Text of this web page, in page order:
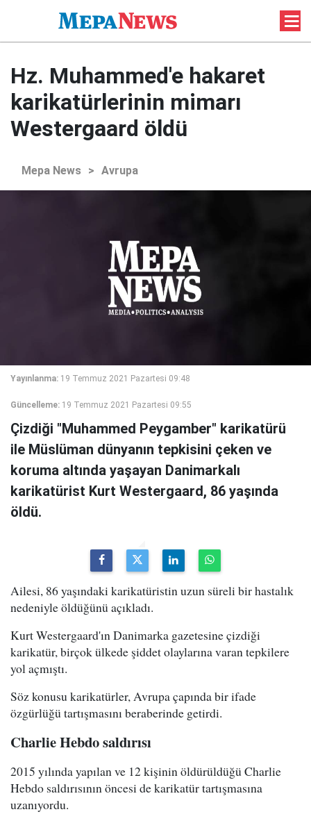
Hz. Muhammed'e hakaret
karikatürlerinin mimarı
Westergaard öldü
Mepa News > Avrupa
Yayınlanma: 19 Temmuz 2021 Pazartesi 09:48
Güncelleme: 19 Temmuz 2021 Pazartesi 09:55
Çizdiği "Muhammed Peygamber" karikatürü
ile Müslüman dünyanın tepkisini çeken ve
koruma altında yaşayan Danimarkalı
karikatürist Kurt Westergaard, 86 yaşında
öldü.
Ailesi, 86 yaşındaki karikatüristin uzun süreli bir hastalık
nedeniyle öldüğünü açıkladı.
Kurt Westergaard'ın Danimarka gazetesine çizdiği
karikatür, birçok ülkede şiddet olaylarına varan tepkilere
yol açmıştı.
Söz konusu karikatürler, Avrupa çapında bir ifade
özgürlüğü tartışmasını beraberinde getirdi.
Charlie Hebdo saldırısı
2015 yılında yapılan ve 12 kişinin öldürüldüğü Charlie
Hebdo saldırısının öncesi de karikatür tartışmasına
uzanıyordu.